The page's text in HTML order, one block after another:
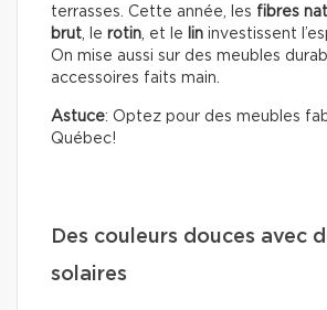
terrasses. Cette année, les fibres
brut , le rotin , et le lin investissent
On mise aussi sur des meubles
accessoires faits main.
Astuce: Optez pour des meubles
Québec!
Des couleurs douces avec
solaires